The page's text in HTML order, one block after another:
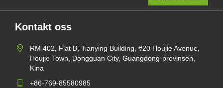
Kontakt oss
RM 402, Flat B, Tianying Building, #20 Houjie Avenue,
Houjie Town, Dongguan City, Guangdong-provinsen,
Kina
+86-769-85580985